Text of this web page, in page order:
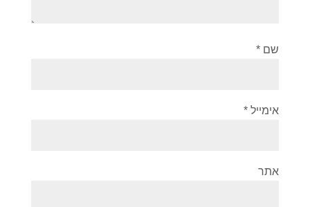
שם *
אימייל *
אתר